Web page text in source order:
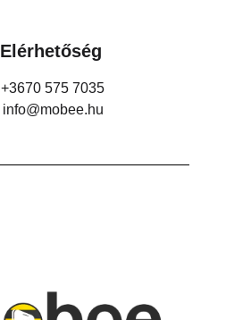
Elérhetőség
+3670 575 7035
info@mobee.hu